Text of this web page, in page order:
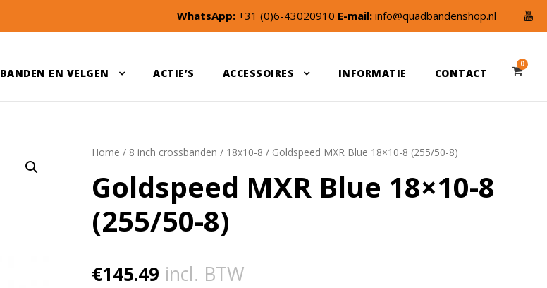
WhatsApp: +31 (0)6-43020910 E-mail: info@quadbandenshop.nl
BANDEN EN VELGEN ACTIE’S ACCESSOIRES INFORMATIE CONTACT
0
Home / 8 inch crossbanden / 18x10-8 / Goldspeed MXR Blue 18×10-8 (255/50-8)
Goldspeed MXR Blue 18×10-8
(255/50-8)
€145.49 incl. BTW